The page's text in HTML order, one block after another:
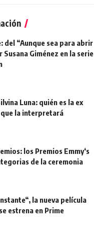
del “Aunque sea para abrir
Susana Giménez en la serie
Luna: quién es la ex
que la interpretará
los Premios Emmy‘s
de la ceremonia
la nueva película
estrena en Prime